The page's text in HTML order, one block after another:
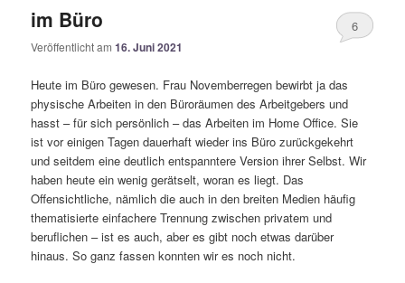
im Büro
Veröffentlicht am16. Juni 2021
6
Heute im Büro gewesen. Frau Novemberregen bewirbt ja das
physische Arbeiten in den Büroräumen des Arbeitgebers und
hasst – für sich persönlich – das Arbeiten im Home Office. Sie
ist vor einigen Tagen dauerhaft wieder ins Büro zurückgekehrt
und seitdem eine deutlich entspanntere Version ihrer Selbst. Wir
haben heute ein wenig gerätselt, woran es liegt. Das
Offensichtliche, nämlich die auch in den breiten Medien häufig
thematisierte einfachere Trennung zwischen privatem und
beruflichen – ist es auch, aber es gibt noch etwas darüber
hinaus. So ganz fassen konnten wir es noch nicht.